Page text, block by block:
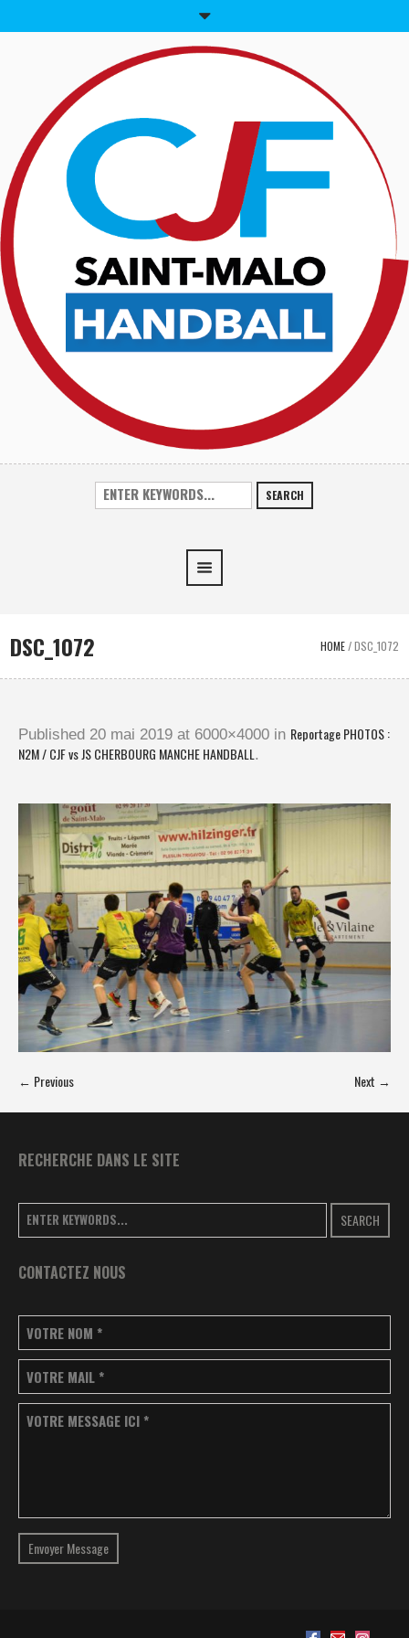
SEARCH
DSC_1072 HOME/DSC_1072
Published 20 mai 2019 at 6000×4000 in Reportage PHOTOS :
N2M / CJF vs JS CHERBOURG MANCHE HANDBALL .
← Previous Next →
RECHERCHE DANS LE SITE
SEARCH
CONTACTEZ NOUS
VOTRE NOM *
VOTRE MAIL *
VOTRE MESSAGE ICI *
Envoyer Message